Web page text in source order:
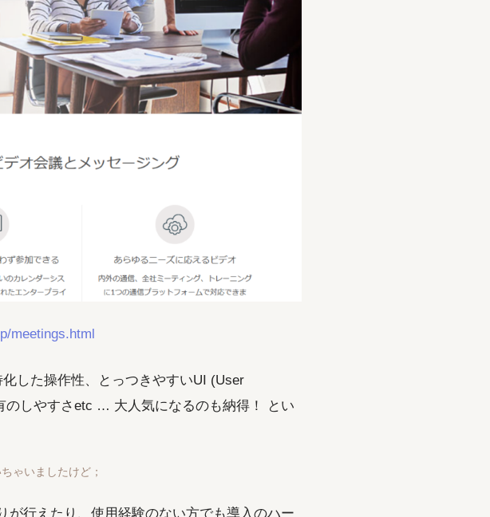
meetings.html
した操作性、とっつきやすいUI (User
のしやすさetc … 大人気になるのも納得！ とい
ゃいましたけど；
が行えたり、使用経験のない方でも導入のハー